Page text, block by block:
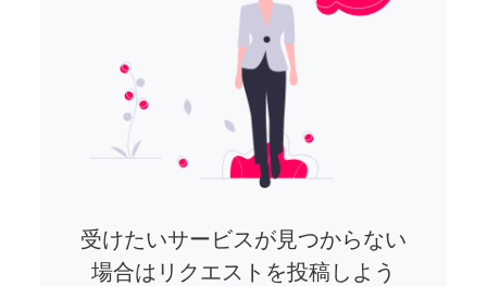
受けたいサービスが見つからない
場合はリクエストを投稿しよう